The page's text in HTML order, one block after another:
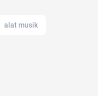
alat musik